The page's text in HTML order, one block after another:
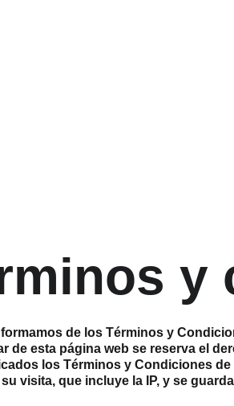
de los Términos y
de esta página web se reserva el
los Términos y Condiciones
visita, que incluye la IP, y se
y